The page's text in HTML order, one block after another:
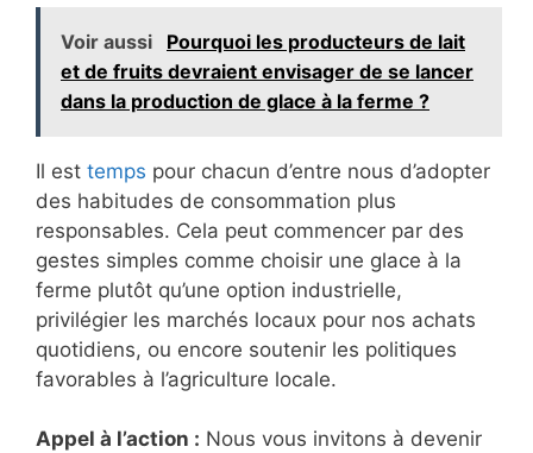
Voir aussi
Pourquoi les producteurs de lait
et de fruits devraient envisager de se lancer
dans la production de glace à la ferme ?
Il est temps pour chacun d’entre nous d’adopter
des habitudes de consommation plus
responsables. Cela peut commencer par des
gestes simples comme choisir une glace à la
ferme plutôt qu’une option industrielle,
privilégier les marchés locaux pour nos achats
quotidiens, ou encore soutenir les politiques
favorables à l’agriculture locale.
Appel à l’action : Nous vous invitons à devenir